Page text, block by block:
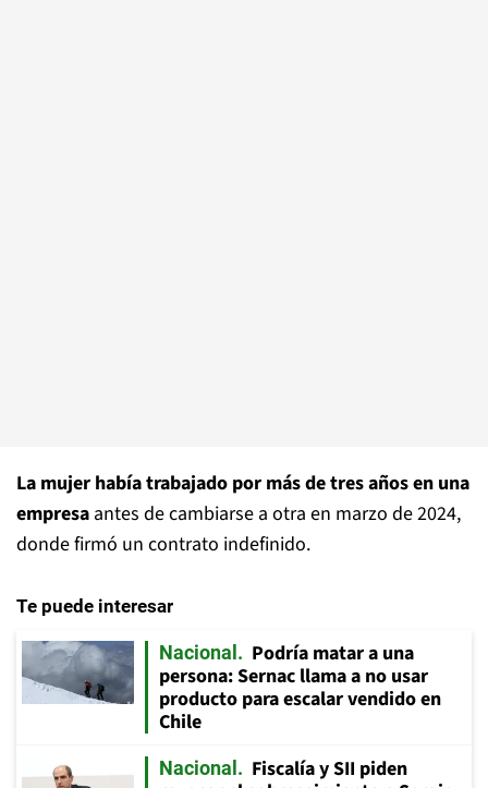
La mujer había trabajado por más de tres años en una
empresa antes de cambiarse a otra en marzo de 2024,
donde firmó un contrato indefinido.
Te puede interesar
Nacional
Podría matar a una
persona: Sernac llama a no usar
producto para escalar vendido en
Chile
Nacional
Fiscalía y SII piden